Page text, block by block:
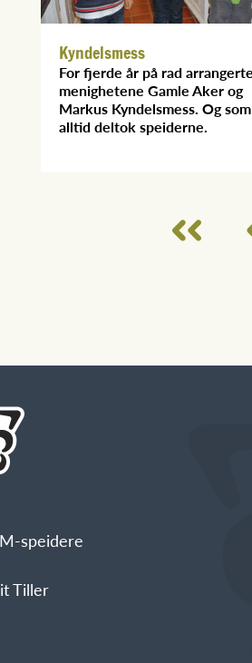
Kyndelsmess
For fjerde år på rad arrangerte
menighetene Gamle Aker og
Markus Kyndelsmess. Og som
alltid deltok speiderne.
speidere
Tiller